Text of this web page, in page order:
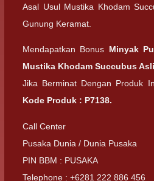
Asal Usul Mustika Khodam
Gunung Keramat.
Mendapatkan Bonus Minyak
Mustika Khodam Succubus Asli
Jika Berminat Dengan Produk
Kode Produk : P7138.
Call Center
Pusaka Dunia / Dunia Pusaka
PIN BBM : PUSAKA
Telephone : +6281 222 886 456